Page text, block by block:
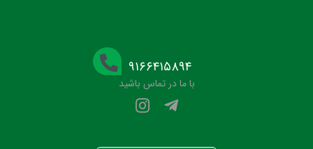
۹۱۶۶۴۱۵۸۹۴
با ما در تماس باشید